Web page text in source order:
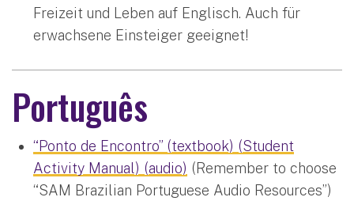
Freizeit und Leben auf Englisch. Auch für
erwachsene Einsteiger geeignet!
Português
“Ponto de Encontro” (textbook) (Student
Activity Manual) (audio) (Remember to choose
“SAM Brazilian Portuguese Audio Resources”)